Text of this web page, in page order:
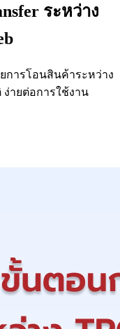
ระหว่าง
การโอนสินค้าระหว่าง
ง่ายต่อการใช้งาน